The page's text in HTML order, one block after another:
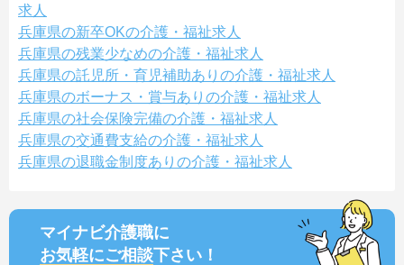
求人
兵庫県の新卒OKの介護・福祉求人
兵庫県の残業少なめの介護・福祉求人
兵庫県の託児所・育児補助ありの介護・福祉求人
兵庫県のボーナス・賞与ありの介護・福祉求人
兵庫県の社会保険完備の介護・福祉求人
兵庫県の交通費支給の介護・福祉求人
兵庫県の退職金制度ありの介護・福祉求人
マイナビ介護職に
お気軽にご相談下さい！